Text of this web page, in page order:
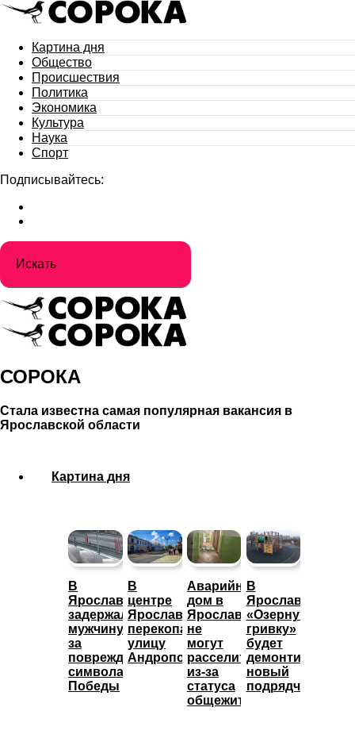
Картина дня
Общество
Происшествия
Политика
Экономика
Культура
Наука
Спорт
Подписывайтесь:
СОРОКА
Стала известна самая популярная вакансия в
Ярославской области
Картина дня
В
Ярославле
задержали
мужчину
за
повреждение
символа
Победы
В
центре
Ярославля
перекопали
улицу
Андропова
Аварийный
дом в
Ярославле
не
могут
расселить
из-за
статуса
общежития
В
Ярославле
«Озерную
гривку»
будет
демонтировать
новый
подрядчик